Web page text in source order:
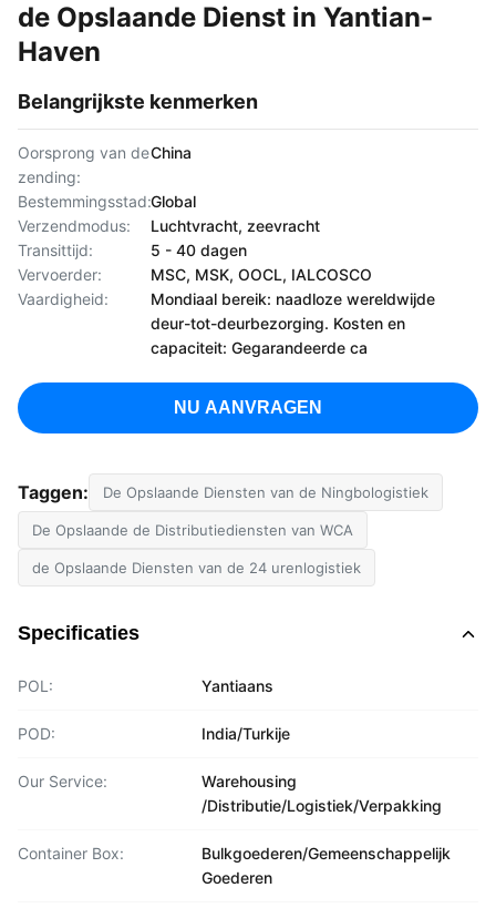
de Opslaande Dienst in Yantian-
Haven
Belangrijkste kenmerken
Oorsprong van de
zending:
China
Bestemmingsstad:Global
Verzendmodus:
Luchtvracht, zeevracht
Transittijd:
5 - 40 dagen
Vervoerder:
MSC, MSK, OOCL, IALCOSCO
Vaardigheid:
Mondiaal bereik: naadloze wereldwijde
deur-tot-deurbezorging. Kosten en
capaciteit: Gegarandeerde ca
NU AANVRAGEN
Taggen: De Opslaande Diensten van de Ningbologistiek
De Opslaande de Distributiediensten van WCA
de Opslaande Diensten van de 24 urenlogistiek
Specificaties
POL: Yantiaans
POD: India/Turkije
Our Service:
Warehousing
/Distributie/Logistiek/Verpakking
Container Box:
Bulkgoederen/Gemeenschappelijk
Goederen